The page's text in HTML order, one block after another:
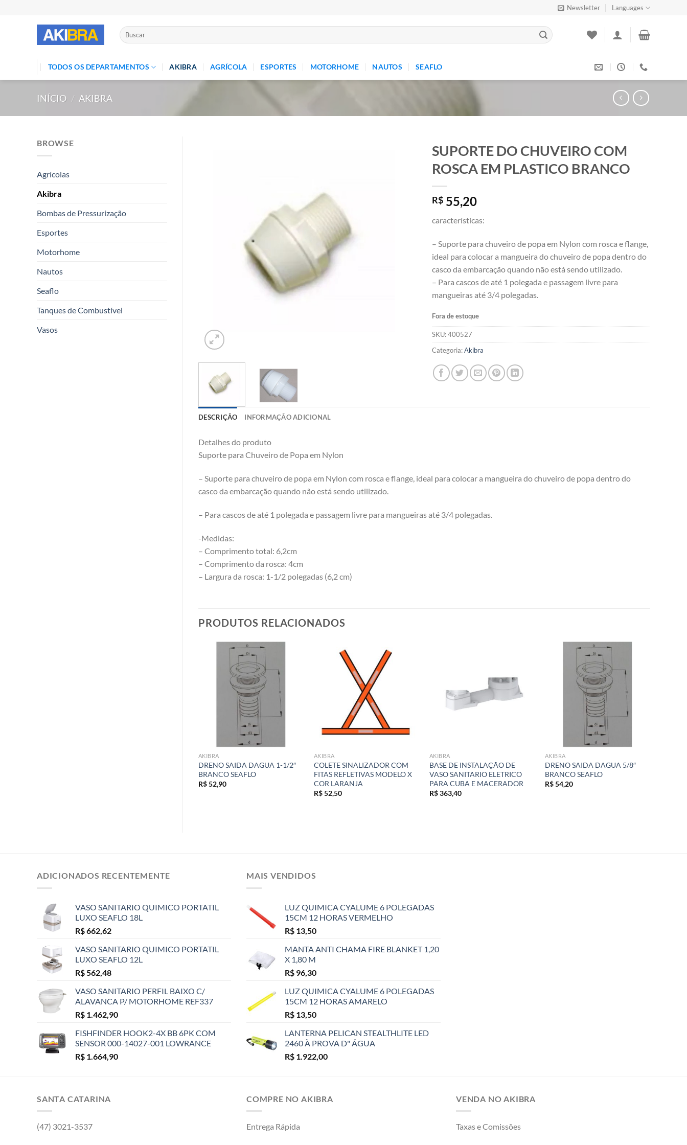
Newsletter Languages
Pesquisar
por:
TODOS OS DEPARTAMENTOS AKIBRA AGRÍCOLA ESPORTES MOTORHOME NAUTOS SEAFLO
INÍCIO / AKIBRA
BROWSE
Agrícolas
Akibra
Bombas de Pressurização
Esportes
Motorhome
Nautos
Seaflo
Tanques de Combustível
Vasos
SUPORTE DO CHUVEIRO COM
ROSCA EM PLASTICO BRANCO
R$ 55,20
características:
– Suporte para chuveiro de popa em Nylon com rosca e flange,
ideal para colocar a mangueira do chuveiro de popa dentro do
casco da embarcação quando não está sendo utilizado.
– Para cascos de até 1 polegada e passagem livre para
mangueiras até 3/4 polegadas.
Fora de estoque
SKU:400527
Categoria:Akibra
DESCRIÇÃO INFORMAÇÃO ADICIONAL
Detalhes do produto
Suporte para Chuveiro de Popa em Nylon
– Suporte para chuveiro de popa em Nylon com rosca e flange, ideal para colocar a mangueira do chuveiro de popa dentro do
casco da embarcação quando não está sendo utilizado.
– Para cascos de até 1 polegada e passagem livre para mangueiras até 3/4 polegadas.
-Medidas:
– Comprimento total: 6,2cm
– Comprimento da rosca: 4cm
– Largura da rosca: 1-1/2 polegadas (6,2 cm)
PRODUTOS RELACIONADOS
Add to
wishlist
AKIBRA
DRENO SAIDA DAGUA 1-1/2″
BRANCO SEAFLO
R$52,90
AKIBRA
COLETE SINALIZADOR COM
FITAS REFLETIVAS MODELO X
COR LARANJA
R$52,50
wishlist
AKIBRA
BASE DE INSTALAÇÃO DE
VASO SANITARIO ELETRICO
PARA CUBA E MACERADOR
R$363,40
Add to
wishlist
AKIBRA
DRENO SAIDA DAGUA 5/8″
BRANCO SEAFLO
R$54,20
ADICIONADOS RECENTEMENTE
VASO SANITARIO QUIMICO PORTATIL
LUXO SEAFLO 18L
R$662,62
VASO SANITARIO QUIMICO PORTATIL
LUXO SEAFLO 12L
R$ 562,48
VASO SANITARIO PERFIL BAIXO C/
ALAVANCA P/ MOTORHOME REF337
R$ 1.462,90
FISHFINDER HOOK2-4X BB 6PK COM
SENSOR 000-14027-001 LOWRANCE
R$ 1.664,90
MAIS VENDIDOS
LUZ QUIMICA CYALUME 6 POLEGADAS
15CM 12 HORAS VERMELHO
R$ 13,50
MANTA ANTI CHAMA FIRE BLANKET 1,20
X 1,80 M
R$ 96,30
LUZ QUIMICA CYALUME 6 POLEGADAS
15CM 12 HORAS AMARELO
R$ 13,50
LANTERNA PELICAN STEALTHLITE LED
2460 À PROVA D" ÁGUA
R$ 1.922,00
SANTA CATARINA
(47) 3021-3537
COMPRE NO AKIBRA
Entrega Rápida
VENDA NO AKIBRA
Taxas e Comissões